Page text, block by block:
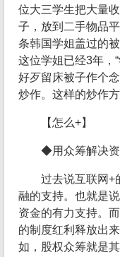
位大三学生把大量
子，放到二手物品
条韩国学姐盖过的
这位学姐已经3年，
好歹留床被子作个
炒作。这样的炒作
【怎么+】
◆用众筹解决
过去说互联网+
融的支持。也就是
资金的有力支持。
的制度红利释放出
如，股权众筹就是